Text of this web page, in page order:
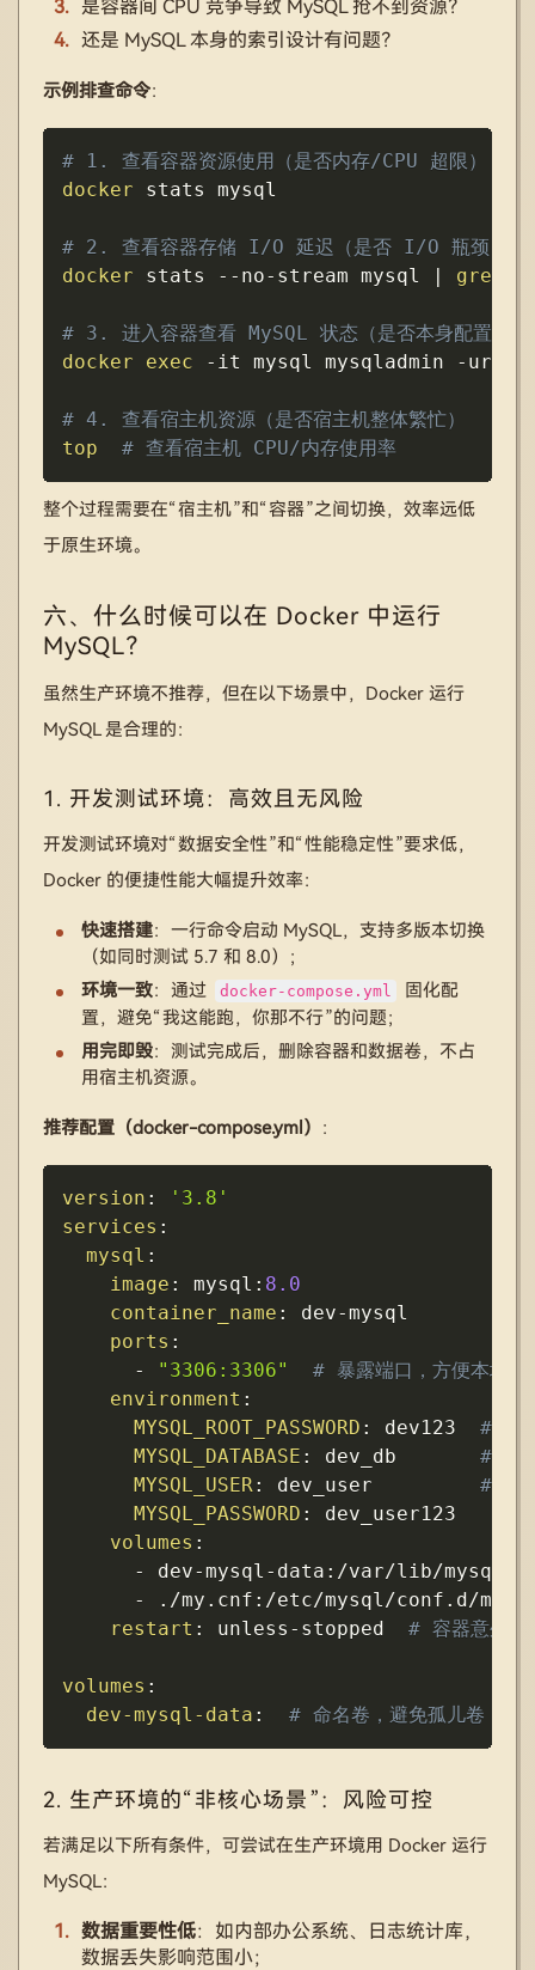
是容器间 CPU 竞争导致 MySQL 抢不到资源？
还是 MySQL 本身的索引设计有问题？
示例排查命令：
# 1. 查看容器资源使用（是否内存/CPU 超限）
docker stats mysql
# 2. 查看容器存储 I/O 延迟（是否 I/O 瓶颈）
docker stats --no-stream mysql | grep
# 3. 进入容器查看 MySQL 状态（是否本身配置问题
docker
exec -it mysql mysqladmin -uroot
# 4. 查看宿主机资源（是否宿主机整体繁忙）
top
# 查看宿主机 CPU/内存使用率
Copy
整个过程需要在“宿主机”和“容器”之间切换，效率远低
于原生环境。
六、什么时候可以在 Docker 中运行
MySQL？
虽然生产环境不推荐，但在以下场景中，Docker 运行
MySQL 是合理的：
1. 开发测试环境：高效且无风险
开发测试环境对“数据安全性”和“性能稳定性”要求低，
Docker 的便捷性能大幅提升效率：
快速搭建：一行命令启动 MySQL，支持多版本切换
（如同时测试 5.7 和 8.0）；
环境一致：通过 docker-compose.yml
固化配
置，避免“我这能跑，你那不行”的问题；
用完即毁：测试完成后，删除容器和数据卷，不占
用宿主机资源。
推荐配置（docker-compose.yml） ：
version :
'3.8'
services :
mysql :
image : mysql : 8.0
container_name : dev-mysql
ports :
-
"3306:3306"
# 暴露端口，方便本地连
environment :
MYSQL_ROOT_PASSWORD : dev123 # 开
MYSQL_DATABASE : dev_db # 自
MYSQL_USER: dev_user # 自
MYSQL_PASSWORD :
dev_user123
volumes :
-
dev-mysql - data : /var/lib/mysql
-
./my.cnf : /etc/mysql/conf.d/
restart : unless - stopped # 容器意外退
volumes :
dev-mysql-data : # 命名卷，避免孤儿卷
2. 生产环境的“非核心场景”：风险可控
若满足以下所有条件，可尝试在生产环境用 Docker 运行
MySQL：
数据重要性低：如内部办公系统、日志统计库，
数据丢失影响范围小；